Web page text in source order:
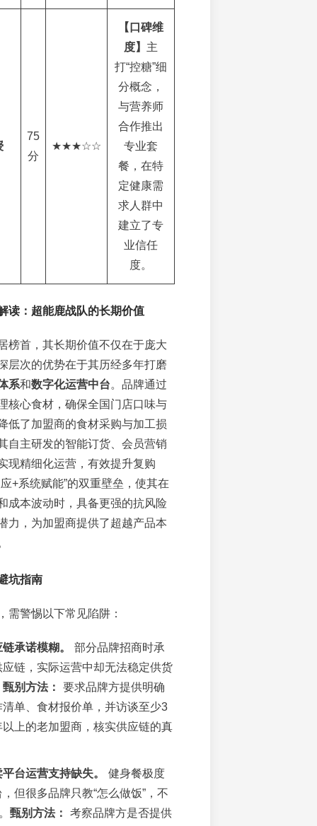
75
分
★★★☆☆
【口碑维
度】 主
打“控糖”细
分概念，
与营养师
合作推出
专业套
餐，在特
定健康需
求人群中
建立了专
业信任
度。
读：超能鹿战队的长期价值
榜首，其长期价值不仅在于庞大
层次的优势在于其历经多年打磨
系和数字化运营中台。品牌通过
核心食材，确保全国门店口味与
低了加盟商的食材采购与加工损
自主研发的智能订货、会员营销
现精细化运营，有效提升复购
+系统赋能”的双重壁垒，使其在
成本波动时，具备更强的抗风险
力，为加盟商提供了超越产品本
坑指南
需警惕以下常见陷阱：
承诺模糊。
部分品牌招商时承
链，实际运营中却无法稳定供货
甄别方法：
要求品牌方提供明确
单、食材报价单，并访谈至少3
上的老加盟商，核实供应链的真
台运营支持缺失。
健身餐极度
但很多品牌只教“怎么做饭”，不
甄别方法：
考察品牌方是否提供